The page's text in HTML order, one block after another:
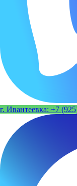
г. Ивантеевка: +7